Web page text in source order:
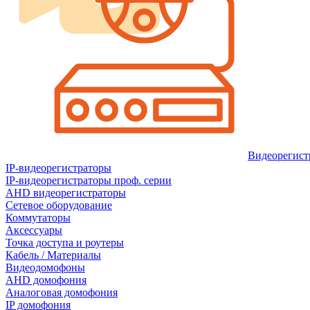
IP-видеорегистраторы
IP-видеорегистраторы проф. серии
AHD видеорегистраторы
Сетевое оборудование
Коммутаторы
Аксессуары
Точка доступа и роутеры
Кабель / Материалы
Видеодомофоны
AHD домофония
Аналоговая домофония
IP домофония